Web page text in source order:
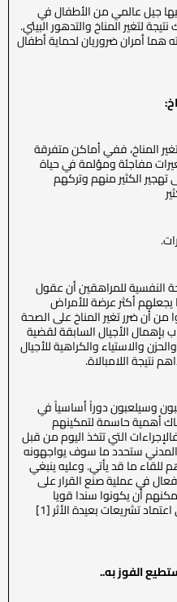
جيل عالمي من الأطفال في
لتغير المناخ والتدهور البيئي.
هما أمران ضروريان لحماية أطفال
المناخ، ففي أماكن متفرقة
مفاجئة ومؤلمة في حياة
تهجير الكثير منهم وتركهم
النفسية للمراهقين أن عقول
يجعلهم أكثر عرضة للأمراض
من أن ضرر تغير المناخ على الصحة
الأجيال السابقة لقضية
والاستياء والكراهية للأجيال
نتيجة اللامبالاة.
وسيلعبون دوراً أساسياً في
أهمية حاسمة لتمكينهم
التي تتخذ اليوم من قبل
ستحدد ما سوف يواجهونه
ما قد يأتي. وعليه ينبغي
في عملية صنع القرار على
أن يكونوا سندا قويا
للمبادرات التي من شأنها أن تفضي إلى اعتماد تشريعات بعيدة الأثر [1]